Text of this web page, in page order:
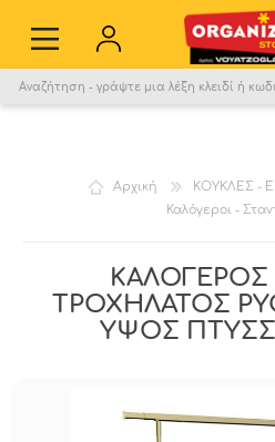
Αγαπημένα
Αρχική
ΚΟΥΚΛΕΣ -
Καλόγεροι -
ΤΡΟΧΗΛΑΤΟΣ
ΥΨΟΣ